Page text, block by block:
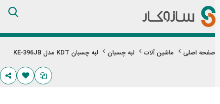
Skip
to
Content
صفحه اصلی ماشین آلات لبه چسبان لبه چسبان KDT مدل KE-396JB